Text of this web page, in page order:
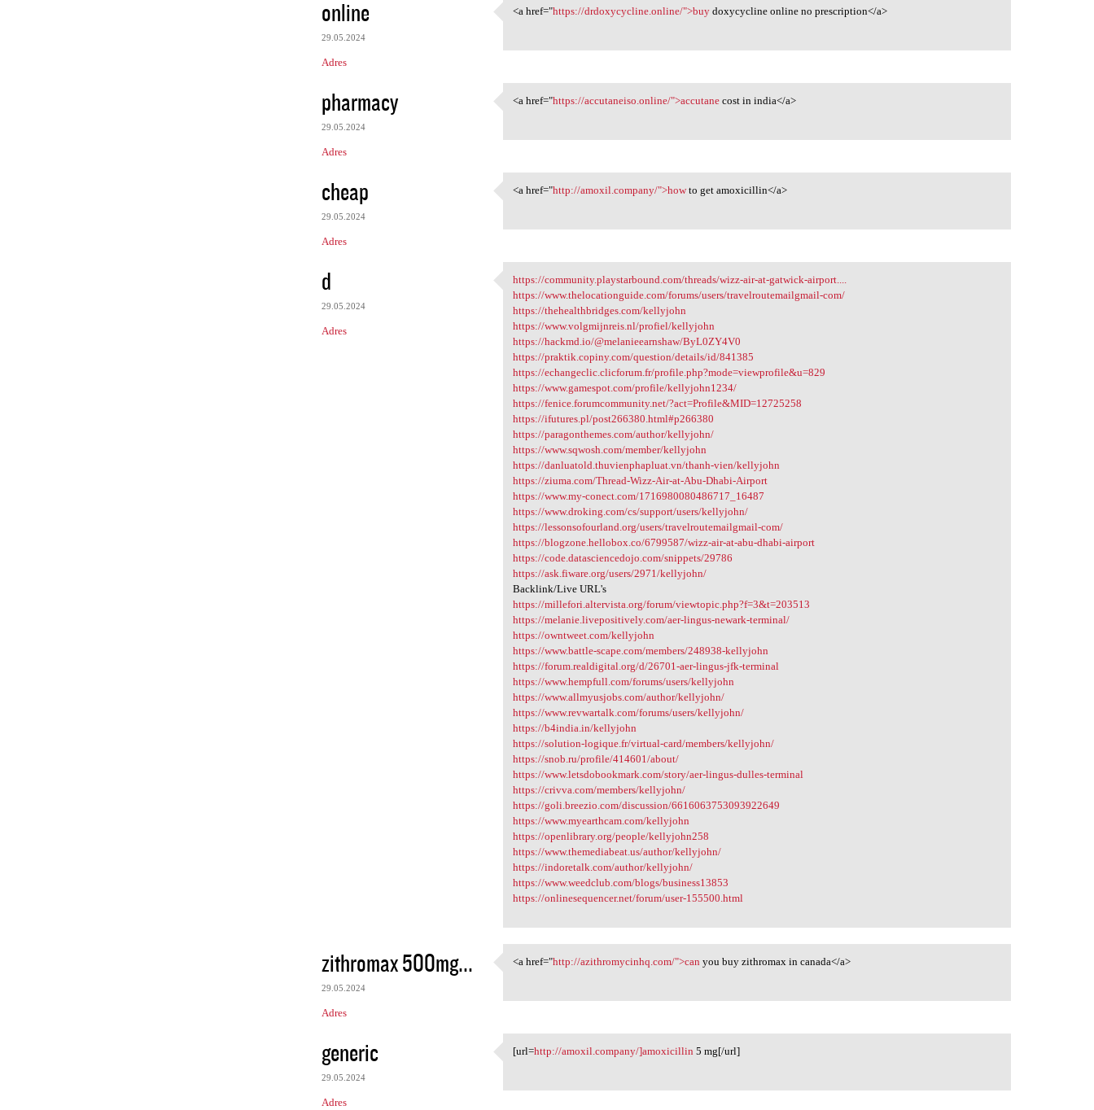
online
29.05.2024
Adres
<a href="https:/
<a href="https://drdoxycycline.online/">buy doxycycline online no prescription</a>
pharmacy
29.05.2024
Adres
<a href="https://accutaneiso
<a href="https://accutaneiso.online/">accutane cost in india</a>
cheap
29.05.2024
Adres
<a href="http://amoxil
<a href="http://amoxil.company/">howto get amoxicillin</a>
d
29.05.2024
Adres
https://community
https://community.playstarbound.com/threads/wizz-air-at-gatwick-airport....
https://www.thelocationguide.com/forums/users/travelroutemailgmail-com/
https://thehealthbridges.com/kellyjohn
https://www.volgmijnreis.nl/profiel/kellyjohn
https://hackmd.io/@melanieearnshaw/ByL0ZY4V0
https://praktik.copiny.com/question/details/id/841385
https://echangeclic.clicforum.fr/profile.php?mode=viewprofile&u=829
https://www.gamespot.com/profile/kellyjohn1234/
https://fenice.forumcommunity.net/?act=Profile&MID=12725258
https://ifutures.pl/post266380.html#p266380
https://paragonthemes.com/author/kellyjohn/
https://www.sqwosh.com/member/kellyjohn
https://danluatold.thuvienphapluat.vn/thanh-vien/kellyjohn
https://ziuma.com/Thread-Wizz-Air-at-Abu-Dhabi-Airport
https://www.my-conect.com/1716980080486717_16487
https://www.droking.com/cs/support/users/kellyjohn/
https://lessonsofourland.org/users/travelroutemailgmail-com/
https://blogzone.hellobox.co/6799587/wizz-air-at-abu-dhabi-airport
https://code.datasciencedojo.com/snippets/29786
https://ask.fiware.org/users/2971/kellyjohn/
Backlink/Live URL's
https://millefori.altervista.org/forum/viewtopic.php?f=3&t=203513
https://melanie.livepositively.com/aer-lingus-newark-terminal/
https://owntweet.com/kellyjohn
https://www.battle-scape.com/members/248938-kellyjohn
https://forum.realdigital.org/d/26701-aer-lingus-jfk-terminal
https://www.hempfull.com/forums/users/kellyjohn
https://www.allmyusjobs.com/author/kellyjohn/
https://www.revwartalk.com/forums/users/kellyjohn/
https://b4india.in/kellyjohn
https://solution-logique.fr/virtual-card/members/kellyjohn/
https://snob.ru/profile/414601/about/
https://www.letsdobookmark.com/story/aer-lingus-dulles-terminal
https://crivva.com/members/kellyjohn/
https://goli.breezio.com/discussion/6616063753093922649
https://www.myearthcam.com/kellyjohn
https://openlibrary.org/people/kellyjohn258
https://www.themediabeat.us/author/kellyjohn/
https://indoretalk.com/author/kellyjohn/
https://www.weedclub.com/blogs/business13853
https://onlinesequencer.net/forum/user-155500.html
zithromax 500mg...
29.05.2024
Adres
<a href="http:/
<a href="http://azithromycinhq.com/">can you buy zithromax in canada</a>
generic
29.05.2024
Adres
[url=http://amoxil.company/
[url=http://amoxil.company/]amoxicillin 5 mg[/url]